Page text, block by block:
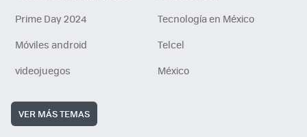
Prime Day 2024
Tecnología en México
Móviles android
Telcel
videojuegos
México
VER MÁS TEMAS